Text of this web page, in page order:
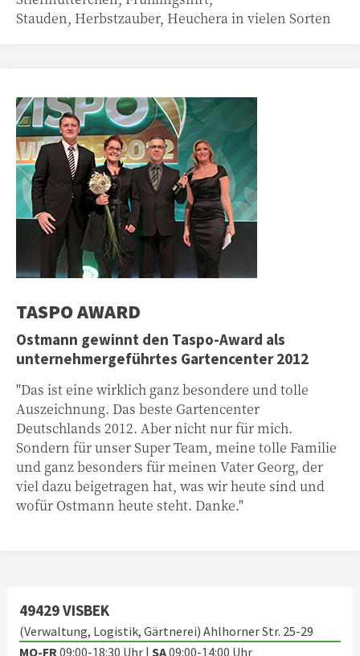
Stauden, Herbstzauber, Heuchera in vielen Sorten
TASPO AWARD
Ostmann gewinnt den Taspo-Award als
unternehmergeführtes Gartencenter 2012
"Das ist eine wirklich ganz besondere und tolle
Auszeichnung. Das beste Gartencenter
Deutschlands 2012. Aber nicht nur für mich.
Sondern für unser Super Team, meine tolle Familie
und ganz besonders für meinen Vater Georg, der
viel dazu beigetragen hat, was wir heute sind und
wofür Ostmann heute steht. Danke."
49429 VISBEK
(Verwaltung, Logistik, Gärtnerei) Ahlhorner Str. 25-29
MO-FR09:00-18:30 Uhr | SA09:00-14:00 Uhr